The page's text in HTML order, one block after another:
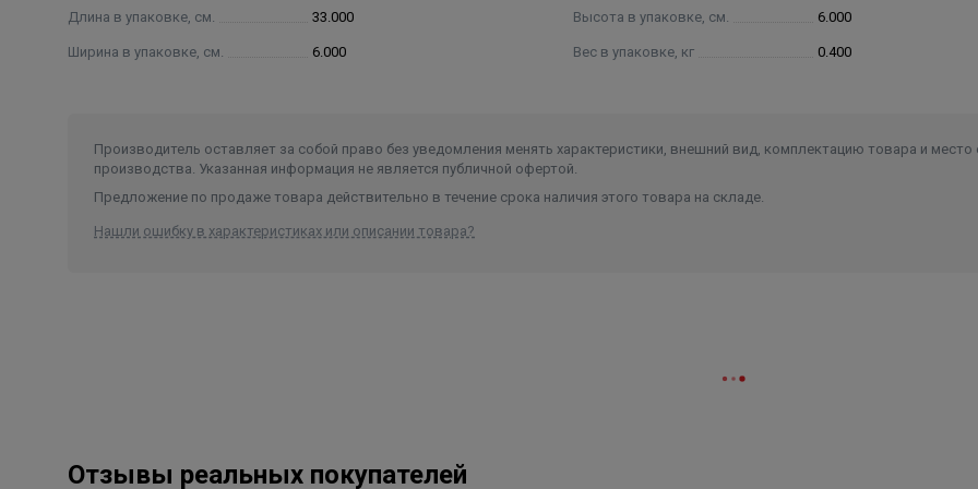
Длина в упаковке, см. 33.000
Ширина в упаковке, см. 6.000
Высота в упаковке, см. 6.000
Вес в упаковке, кг 0.400
Производитель оставляет за собой право без уведомления менять характеристики, внешний вид, комплектацию товара и место
производства. Указанная информация не является публичной офертой.
Предложение по продаже товара действительно в течение срока наличия этого товара на складе.
Нашли ошибку в характеристиках или описании товара?
Отзывы реальных покупателей